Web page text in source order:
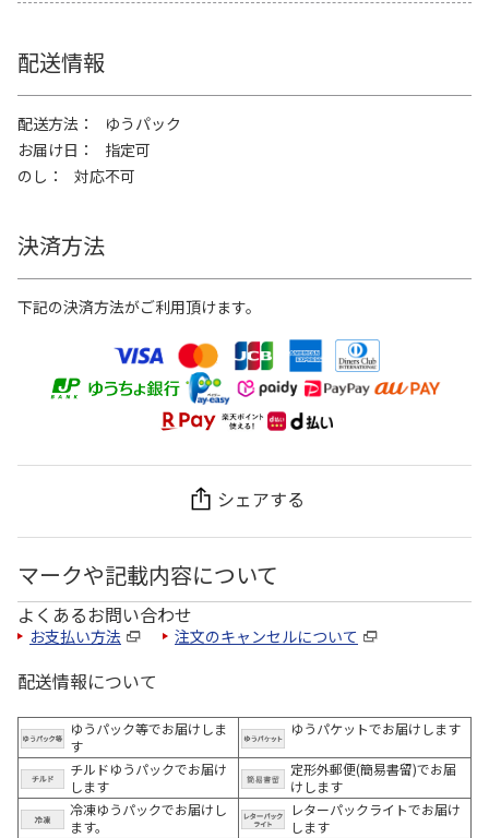
配送情報
配送方法
ゆうパック
お届け日
指定可
のし
対応不可
決済方法
下記の決済方法がご利用頂けます。
シェアする
マークや記載内容について
よくあるお問い合わせ
お支払い方法 注文のキャンセルについて
配送情報について
ゆうパック等でお届けしま
す
ゆうパケットでお届けします
チルドゆうパックでお届け
します
定形外郵便(簡易書留)でお届
けします
冷凍ゆうパックでお届けし
ます。
レターパックライトでお届け
します